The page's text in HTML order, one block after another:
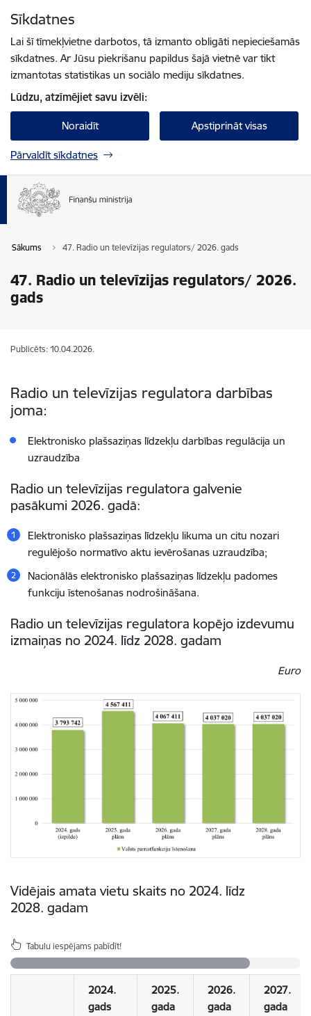
Sīkdatnes
Lai šī tīmekļvietne darbotos, tā izmanto obligāti nepieciešamās
sīkdatnes. Ar Jūsu piekrišanu papildus šajā vietnē var tikt
izmantotas statistikas un sociālo mediju sīkdatnes.
Lūdzu, atzīmējiet savu izvēli:
Noraidīt Apstiprināt visas
Pārvaldīt sīkdatnes
Sākums 47. Radio un televīzijas regulators/ 2026. gads
47. Radio un televīzijas regulators/ 2026.
gads
Publicēts: 10.04.2026.
Radio un televīzijas regulatora darbības
joma:
Elektronisko plašsaziņas līdzekļu darbības regulācija un
uzraudzība
Radio un televīzijas regulatora galvenie
pasākumi 2026. gadā:
Elektronisko plašsaziņas līdzekļu likuma un citu nozari
regulējošo normatīvo aktu ievērošanas uzraudzība;
Nacionālās elektronisko plašsaziņas līdzekļu padomes
funkciju īstenošanas nodrošināšana.
Radio un televīzijas regulatora kopējo izdevumu
izmaiņas no 2024. līdz 2028. gadam
Euro
Vidējais amata vietu skaits no 2024. līdz
2028. gadam
Tabulu iespējams pabīdīt!
2024.
gads
2025.
gada
2026.
gada
2027.
gada